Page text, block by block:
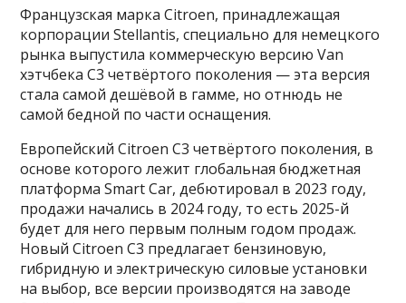
Французская марка Citroen, принадлежащая
корпорации Stellantis, специально для немецкого
рынка выпустила коммерческую версию Van
хэтчбека C3 четвёртого поколения — эта версия
стала самой дешёвой в гамме, но отнюдь не
самой бедной по части оснащения.
Европейский Citroen C3 четвёртого поколения, в
основе которого лежит глобальная бюджетная
платформа Smart Car, дебютировал в 2023 году,
продажи начались в 2024 году, то есть 2025-й
будет для него первым полным годом продаж.
Новый Citroen C3 предлагает бензиновую,
гибридную и электрическую силовые установки
на выбор, все версии производятся на заводе